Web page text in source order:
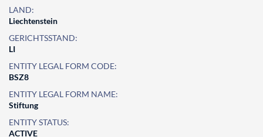
LAND:
Liechtenstein
GERICHTSSTAND:
LI
ENTITY LEGAL FORM CODE:
BSZ8
ENTITY LEGAL FORM NAME:
Stiftung
ENTITY STATUS:
ACTIVE